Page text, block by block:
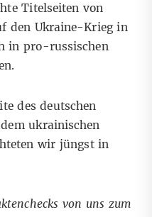
Titelseiten von
den Ukraine-Krieg in
in pro-russischen
des deutschen
ukrainischen
wir jüngst in
von uns zum